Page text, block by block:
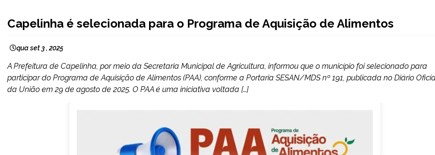
Capelinha é selecionada para o Programa de Aquisição de Alimentos
qua set 3 , 2025
A Prefeitura de Capelinha, por meio da Secretaria Municipal de Agricultura, informou que o município foi selecionado para
participar do Programa de Aquisição de Alimentos (PAA), conforme a Portaria SESAN/MDS nº 191, publicada no Diário
da União em 29 de agosto de 2025. O PAA é uma iniciativa voltada […]